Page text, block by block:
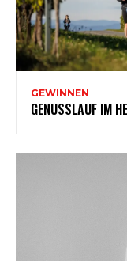
GEWINNEN
GENUSSLAUF IM